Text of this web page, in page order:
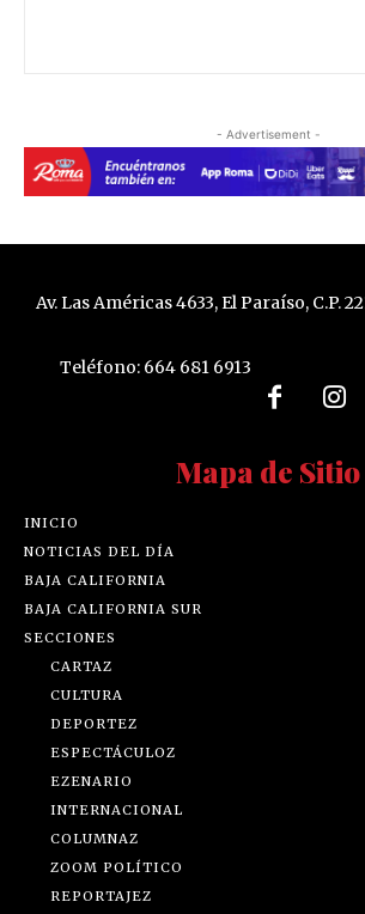
- Advertisement -
Av. Las Américas 4633, El Paraíso, C.P.
Teléfono: 664 681 6913
Mapa de Sitio
INICIO
NOTICIAS DEL DÍA
BAJA CALIFORNIA
BAJA CALIFORNIA SUR
SECCIONES
CARTAZ
CULTURA
DEPORTEZ
ESPECTÁCULOZ
EZENARIO
INTERNACIONAL
COLUMNAZ
ZOOM POLÍTICO
REPORTAJEZ